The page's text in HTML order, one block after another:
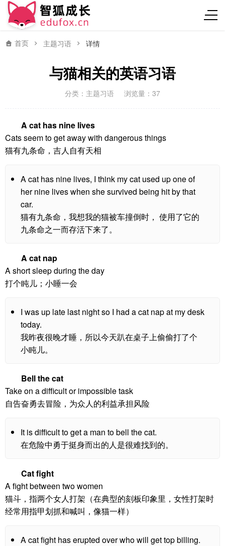
首页 主题习语 详情
与猫相关的英语习语
分类： 主题习语 浏览量：37
A cat has nine lives
Cats seem to get away with dangerous things
猫有九条命，吉人自有天相
A cat has nine lives, I think my cat used up one of
her nine lives when she survived being hit by that
car.
猫有九条命，我想我的猫被车撞倒时， 使用了它的
九条命之一而存活下来了。
A cat nap
A short sleep during the day
打个盹儿；小睡一会
I was up late last night so I had a cat nap at my desk
today.
我昨夜很晚才睡，所以今天趴在桌子上偷偷打了个
小盹儿。
Bell the cat
Take on a difficult or impossible task
自告奋勇去冒险，为众人的利益承担风险
It is difficult to get a man to bell the cat.
在危险中勇于挺身而出的人是很难找到的。
Cat fight
A fight between two women
猫斗，指两个女人打架（在典型的刻板印象里，女性打架时
经常用指甲划抓和喊叫，像猫一样）
A cat fight has erupted over who will get top billing.